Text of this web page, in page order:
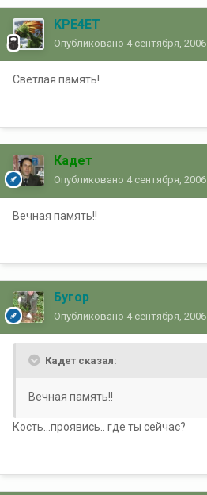
KPE4ET
Опубликовано 4 сентября, 2006
Светлая память!
Кадет
Опубликовано 4 сентября, 2006
Вечная память!!
Бугор
Опубликовано 4 сентября, 2006
Кадет сказал:
Вечная память!!
Кость...проявись.. где ты сейчас?